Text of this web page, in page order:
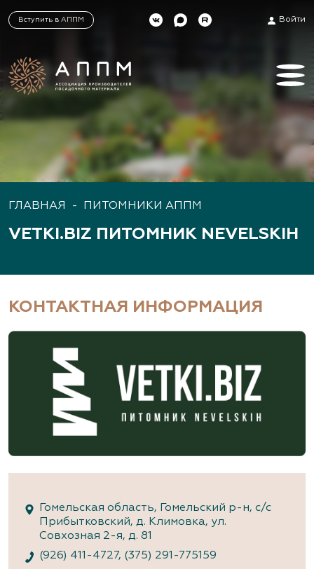
Вступить в АППМ Войти
ГЛАВНАЯ - ПИТОМНИКИ АППМ
VETKI.BIZ ПИТОМНИК NEVELSKIH
КОНТАКТНАЯ ИНФОРМАЦИЯ
Гомельская область, Гомельский р-н, с/с
Прибытковский, д. Климовка, ул.
Совхозная 2-я, д. 81
(926) 411-4727, (375) 291-775159